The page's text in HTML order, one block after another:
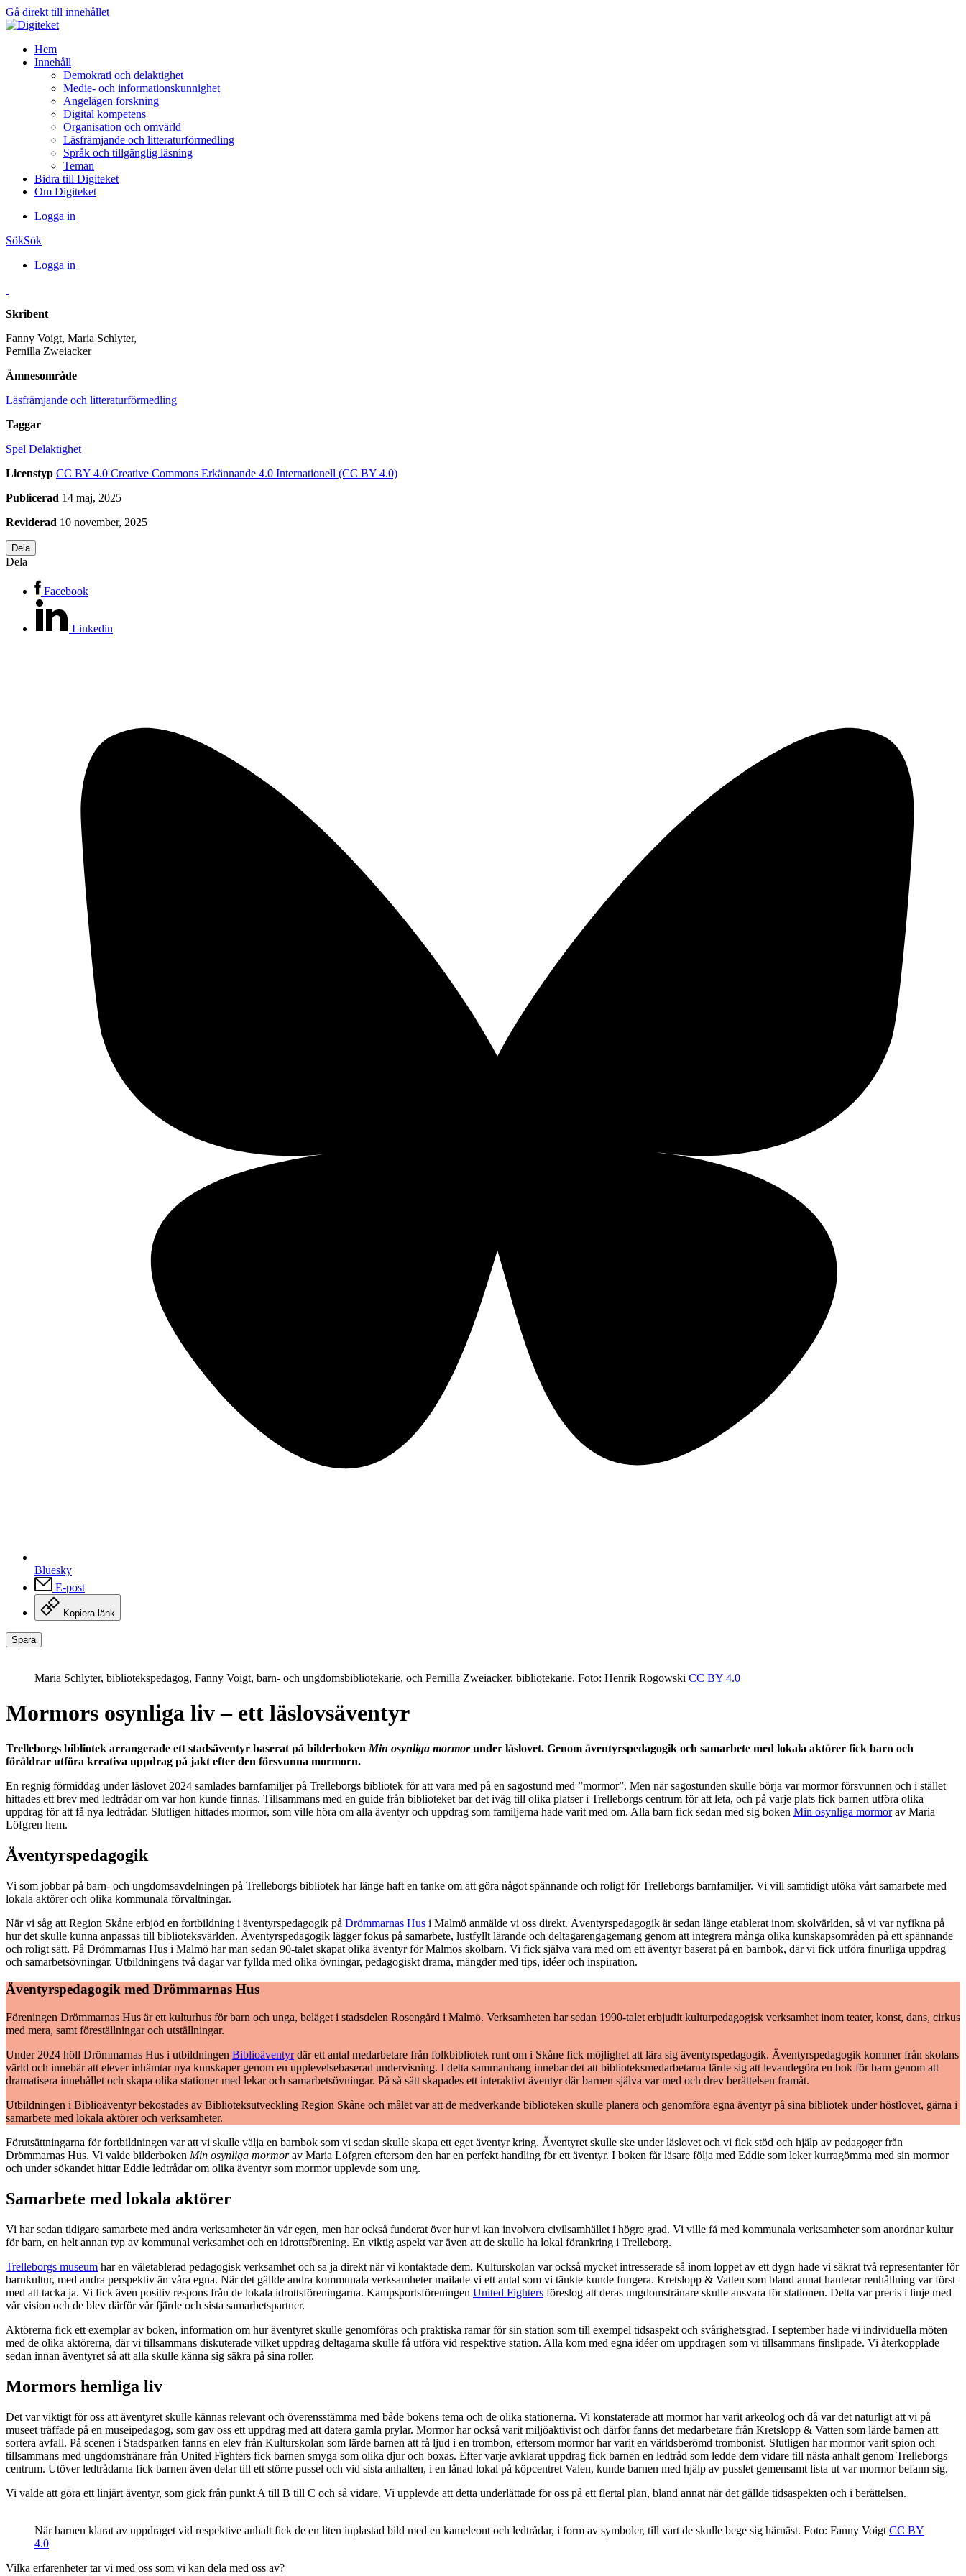
Gå direkt till innehållet
Hem
Innehåll
Demokrati och delaktighet
Medie- och informationskunnighet
Angelägen forskning
Digital kompetens
Organisation och omvärld
Läsfrämjande och litteraturförmedling
Språk och tillgänglig läsning
Teman
Bidra till Digiteket
Om Digiteket
Logga in
SökSök
Logga in
Skribent
Fanny Voigt, Maria Schlyter,
Pernilla Zweiacker
Ämnesområde
Läsfrämjande och litteraturförmedling
Taggar
Spel Delaktighet
Licenstyp CC BY 4.0 Creative Commons Erkännande 4.0 Internationell (CC BY 4.0)
Publicerad 14 maj, 2025
Reviderad 10 november, 2025
Dela
Dela
Facebook
Linkedin
Bluesky
E-post
Kopiera länk
Spara
Maria Schlyter, bibliotekspedagog, Fanny Voigt, barn- och ungdomsbibliotekarie, och Pernilla Zweiacker, bibliotekarie. Foto: Henrik Rogowski CC BY 4.0
Mormors osynliga liv – ett läslovsäventyr
Trelleborgs bibliotek arrangerade ett stadsäventyr baserat på bilderboken Min osynliga mormorunder läslovet. Genom äventyrspedagogik och samarbete med lokala aktörer fick barn och
föräldrar utföra kreativa uppdrag på jakt efter den försvunna mormorn.
En regnig förmiddag under läslovet 2024 samlades barnfamiljer på Trelleborgs bibliotek för att vara med på en sagostund med ”mormor”. Men när sagostunden skulle börja var mormor försvunnen och i stället
hittades ett brev med ledtrådar om var hon kunde finnas. Tillsammans med en guide från biblioteket bar det iväg till olika platser i Trelleborgs centrum för att leta, och på varje plats fick barnen utföra olika
uppdrag för att få nya ledtrådar. Slutligen hittades mormor, som ville höra om alla äventyr och uppdrag som familjerna hade varit med om. Alla barn fick sedan med sig boken Min osynliga mormorav Maria
Löfgren hem.
Äventyrspedagogik
Vi som jobbar på barn- och ungdomsavdelningen på Trelleborgs bibliotek har länge haft en tanke om att göra något spännande och roligt för Trelleborgs barnfamiljer. Vi vill samtidigt utöka vårt samarbete med
lokala aktörer och olika kommunala förvaltningar.
När vi såg att Region Skåne erbjöd en fortbildning i äventyrspedagogik på Drömmarnas Hus i Malmö anmälde vi oss direkt. Äventyrspedagogik är sedan länge etablerat inom skolvärlden, så vi var nyfikna på
hur det skulle kunna anpassas till biblioteksvärlden. Äventyrspedagogik lägger fokus på samarbete, lustfyllt lärande och deltagarengagemang genom att integrera många olika kunskapsområden på ett spännande
och roligt sätt. På Drömmarnas Hus i Malmö har man sedan 90-talet skapat olika äventyr för Malmös skolbarn. Vi fick själva vara med om ett äventyr baserat på en barnbok, där vi fick utföra finurliga uppdrag
och samarbetsövningar. Utbildningens två dagar var fyllda med olika övningar, pedagogiskt drama, mängder med tips, idéer och inspiration.
Äventyrspedagogik med Drömmarnas Hus
Föreningen Drömmarnas Hus är ett kulturhus för barn och unga, beläget i stadsdelen Rosengård i Malmö. Verksamheten har sedan 1990-talet erbjudit kulturpedagogisk verksamhet inom teater, konst, dans, cirkus
med mera, samt föreställningar och utställningar.
Under 2024 höll Drömmarnas Hus i utbildningen Biblioäventyrdär ett antal medarbetare från folkbibliotek runt om i Skåne fick möjlighet att lära sig äventyrspedagogik. Äventyrspedagogik kommer från skolans
värld och innebär att elever inhämtar nya kunskaper genom en upplevelsebaserad undervisning. I detta sammanhang innebar det att biblioteksmedarbetarna lärde sig att levandegöra en bok för barn genom att
dramatisera innehållet och skapa olika stationer med lekar och samarbetsövningar. På så sätt skapades ett interaktivt äventyr där barnen själva var med och drev berättelsen framåt.
Utbildningen i Biblioäventyr bekostades av Biblioteksutveckling Region Skåne och målet var att de medverkande biblioteken skulle planera och genomföra egna äventyr på sina bibliotek under höstlovet, gärna i
samarbete med lokala aktörer och verksamheter.
Förutsättningarna för fortbildningen var att vi skulle välja en barnbok som vi sedan skulle skapa ett eget äventyr kring. Äventyret skulle ske under läslovet och vi fick stöd och hjälp av pedagoger från
Drömmarnas Hus. Vi valde bilderboken Min osynliga mormorav Maria Löfgren eftersom den har en perfekt handling för ett äventyr. I boken får läsare följa med Eddie som leker kurragömma med sin mormor
och under sökandet hittar Eddie ledtrådar om olika äventyr som mormor upplevde som ung.
Samarbete med lokala aktörer
Vi har sedan tidigare samarbete med andra verksamheter än vår egen, men har också funderat över hur vi kan involvera civilsamhället i högre grad. Vi ville få med kommunala verksamheter som anordnar kultur
för barn, en helt annan typ av kommunal verksamhet och en idrottsförening. En viktig aspekt var även att de skulle ha lokal förankring i Trelleborg.
Trelleborgs museum har en väletablerad pedagogisk verksamhet och sa ja direkt när vi kontaktade dem. Kulturskolan var också mycket intresserade så inom loppet av ett dygn hade vi säkrat två representanter för
barnkultur, med andra perspektiv än våra egna. När det gällde andra kommunala verksamheter mailade vi ett antal som vi tänkte kunde fungera. Kretslopp & Vatten som bland annat hanterar renhållning var först
med att tacka ja. Vi fick även positiv respons från de lokala idrottsföreningarna. Kampsportsföreningen United Fighters föreslog att deras ungdomstränare skulle ansvara för stationen. Detta var precis i linje med
vår vision och de blev därför vår fjärde och sista samarbetspartner.
Aktörerna fick ett exemplar av boken, information om hur äventyret skulle genomföras och praktiska ramar för sin station som till exempel tidsaspekt och svårighetsgrad. I september hade vi individuella möten
med de olika aktörerna, där vi tillsammans diskuterade vilket uppdrag deltagarna skulle få utföra vid respektive station. Alla kom med egna idéer om uppdragen som vi tillsammans finslipade. Vi återkopplade
sedan innan äventyret så att alla skulle känna sig säkra på sina roller.
Mormors hemliga liv
Det var viktigt för oss att äventyret skulle kännas relevant och överensstämma med både bokens tema och de olika stationerna. Vi konstaterade att mormor har varit arkeolog och då var det naturligt att vi på
museet träffade på en museipedagog, som gav oss ett uppdrag med att datera gamla prylar. Mormor har också varit miljöaktivist och därför fanns det medarbetare från Kretslopp & Vatten som lärde barnen att
sortera avfall. På scenen i Stadsparken fanns en elev från Kulturskolan som lärde barnen att få ljud i en trombon, eftersom mormor har varit en världsberömd trombonist. Slutligen har mormor varit spion och
tillsammans med ungdomstränare från United Fighters fick barnen smyga som olika djur och boxas. Efter varje avklarat uppdrag fick barnen en ledtråd som ledde dem vidare till nästa anhalt genom Trelleborgs
centrum. Utöver ledtrådarna fick barnen även delar till ett större pussel och vid sista anhalten, i en lånad lokal på köpcentret Valen, kunde barnen med hjälp av pusslet gemensamt lista ut var mormor befann sig.
Vi valde att göra ett linjärt äventyr, som gick från punkt A till B till C och så vidare. Vi upplevde att detta underlättade för oss på ett flertal plan, bland annat när det gällde tidsaspekten och i berättelsen.
När barnen klarat av uppdraget vid respektive anhalt fick de en liten inplastad bild med en kameleont och ledtrådar, i form av symboler, till vart de skulle bege sig härnäst. Foto: Fanny Voigt CC BY
4.0
Vilka erfarenheter tar vi med oss som vi kan dela med oss av?